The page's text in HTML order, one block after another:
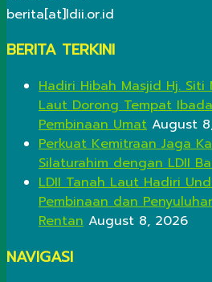
berita[at]ldii.or.id
BERITA TERKINI
Hadiri Hibah Masjid Hj. Siti
Laut Dorong Tempat
Pembinaan Umat August
Perkuat Kemitraan Jaga
Silaturahim dengan LDII
LDII Tanah Laut Hadiri
Pembinaan dan
Rentan August 8, 2026
NAVIGASI